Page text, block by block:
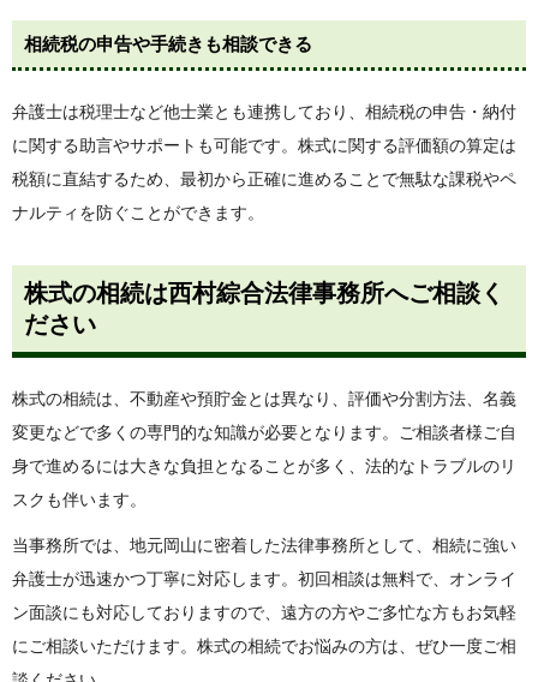
相続税の申告や手続きも相談できる
弁護士は税理士など他士業とも連携しており、相続税の申告・納付
に関する助言やサポートも可能です。株式に関する評価額の算定は
税額に直結するため、最初から正確に進めることで無駄な課税やペ
ナルティを防ぐことができます。
株式の相続は西村綜合法律事務所へご相談く
ださい
株式の相続は、不動産や預貯金とは異なり、評価や分割方法、名義
変更などで多くの専門的な知識が必要となります。ご相談者様ご自
身で進めるには大きな負担となることが多く、法的なトラブルのリ
スクも伴います。
当事務所では、地元岡山に密着した法律事務所として、相続に強い
弁護士が迅速かつ丁寧に対応します。初回相談は無料で、オンライ
ン面談にも対応しておりますので、遠方の方やご多忙な方もお気軽
にご相談いただけます。株式の相続でお悩みの方は、ぜひ一度ご相